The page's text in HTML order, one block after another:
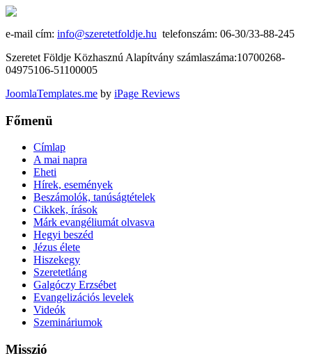
e-mail cím: info@szeretetfoldje.hu telefonszám: 06-30/33-88-245
Szeretet Földje Közhasznú Alapítvány számlaszáma:10700268-
04975106-51100005
JoomlaTemplates.me by iPage Reviews
Főmenü
Címlap
A mai napra
Eheti
Hírek, események
Beszámolók, tanúságtételek
Cikkek, írások
Márk evangéliumát olvasva
Hegyi beszéd
Jézus élete
Hiszekegy
Szeretetláng
Galgóczy Erzsébet
Evangelizációs levelek
Videók
Szemináriumok
Misszió